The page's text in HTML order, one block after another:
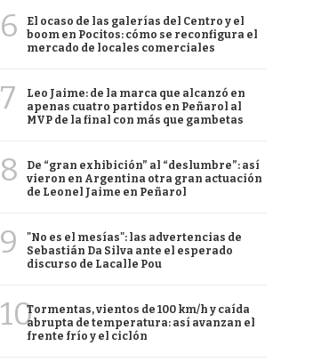
6
El ocaso de las galerías del Centro y el
boom en Pocitos: cómo se reconfigura el
mercado de locales comerciales
7
Leo Jaime: de la marca que alcanzó en
apenas cuatro partidos en Peñarol al
MVP de la final con más que gambetas
8
De “gran exhibición” al “deslumbre”: así
vieron en Argentina otra gran actuación
de Leonel Jaime en Peñarol
9
"No es el mesías": las advertencias de
Sebastián Da Silva ante el esperado
discurso de Lacalle Pou
10Tormentas, vientos de 100 km/h y caída
abrupta de temperatura: así avanzan el
frente frío y el ciclón